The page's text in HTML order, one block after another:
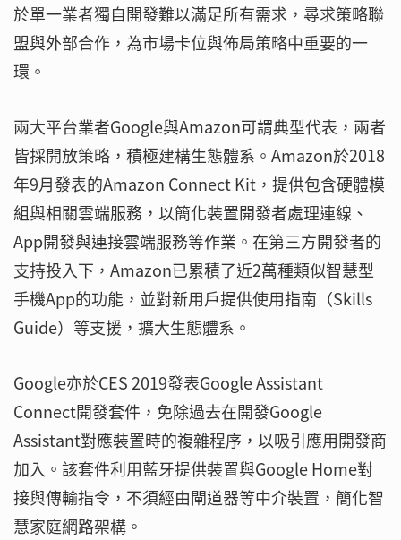
於單一業者獨自開發難以滿足所有需求，尋求策略聯
盟與外部合作，為市場卡位與佈局策略中重要的一
環。
兩大平台業者Google與Amazon可謂典型代表，兩者
皆採開放策略，積極建構生態體系。Amazon於2018
年9月發表的Amazon Connect Kit，提供包含硬體模
組與相關雲端服務，以簡化裝置開發者處理連線、
App開發與連接雲端服務等作業。在第三方開發者的
支持投入下，Amazon已累積了近2萬種類似智慧型
手機App的功能，並對新用戶提供使用指南（Skills
Guide）等支援，擴大生態體系。
Google亦於CES 2019發表Google Assistant
Connect開發套件，免除過去在開發Google
Assistant對應裝置時的複雜程序，以吸引應用開發商
加入。該套件利用藍牙提供裝置與Google Home對
接與傳輸指令，不須經由閘道器等中介裝置，簡化智
慧家庭網路架構。